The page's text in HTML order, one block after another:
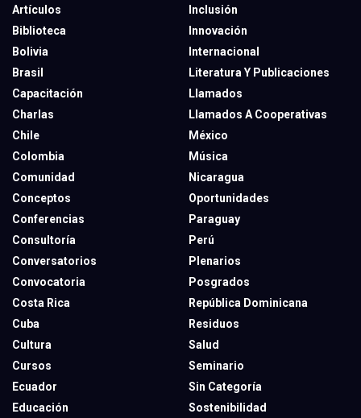
Artículos
Biblioteca
Bolivia
Brasil
Capacitación
Charlas
Chile
Colombia
Comunidad
Conceptos
Conferencias
Consultoría
Conversatorios
Convocatoria
Costa Rica
Cuba
Cultura
Cursos
Ecuador
Educación
Inclusión
Innovación
Internacional
Literatura Y Publicaciones
Llamados
Llamados A Cooperativas
México
Música
Nicaragua
Oportunidades
Paraguay
Perú
Plenarios
Posgrados
República Dominicana
Residuos
Salud
Seminario
Sin Categoría
Sostenibilidad